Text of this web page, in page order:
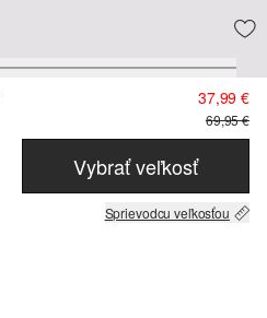
37,99 €
69,95 €
Vybrať veľkosť
Sprievodcu veľkosťou